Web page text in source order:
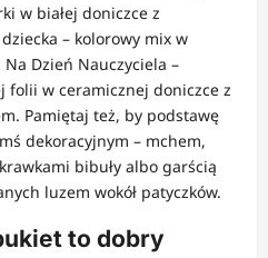
w białej doniczce z
– kolorowy mix w
Dzień Nauczyciela –
folii w ceramicznej doniczce z
Pamiętaj też, by podstawę
dekoracyjnym – mchem,
bibuły albo garścią
luzem wokół patyczków.
to dobry